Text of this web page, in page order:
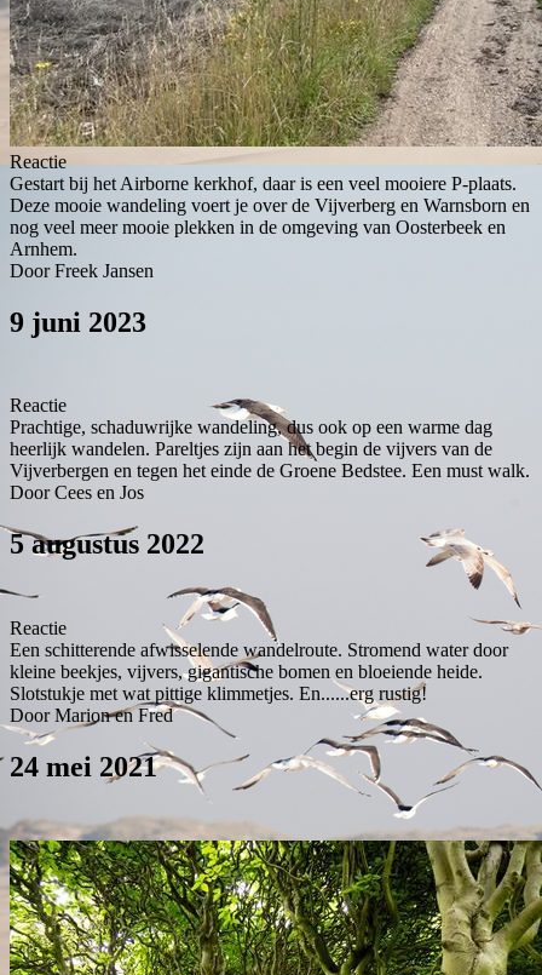
Reactie
Gestart bij het Airborne kerkhof, daar is een veel mooiere P-plaats.
Deze mooie wandeling voert je over de Vijverberg en Warnsborn en
nog veel meer mooie plekken in de omgeving van Oosterbeek en
Arnhem.
Door Freek Jansen
9 juni 2023
Reactie
Prachtige, schaduwrijke wandeling, dus ook op een warme dag
heerlijk wandelen. Pareltjes zijn aan het begin de vijvers van de
Vijverbergen en tegen het einde de Groene Bedstee. Een must walk.
Door Cees en Jos
5 augustus 2022
Reactie
Een schitterende afwisselende wandelroute. Stromend water door
kleine beekjes, vijvers, gigantische bomen en bloeiende heide.
Slotstukje met wat pittige klimmetjes. En......erg rustig!
Door Marion en Fred
24 mei 2021